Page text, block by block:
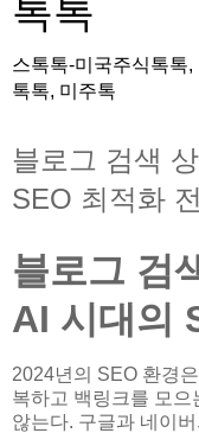
톡톡
스톡톡-미국주식톡톡
톡톡, 미주톡
블로그 검색
SEO 최적화
블로그 검
AI 시대의
2024년의 SEO 환경
복하고 백링크를 모으
않는다. 구글과 네이